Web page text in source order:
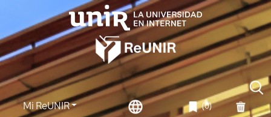
Mi ReUNIR (0)